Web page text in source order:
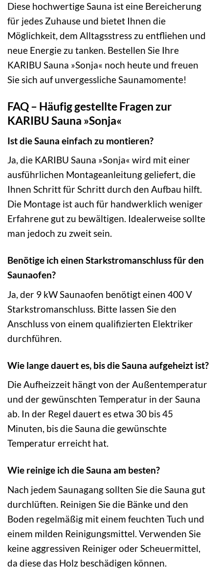
Diese hochwertige Sauna ist eine Bereicherung
für jedes Zuhause und bietet Ihnen die
Möglichkeit, dem Alltagsstress zu entfliehen und
neue Energie zu tanken. Bestellen Sie Ihre
KARIBU Sauna »Sonja« noch heute und freuen
Sie sich auf unvergessliche Saunamomente!
FAQ – Häufig gestellte Fragen zur
KARIBU Sauna »Sonja«
Ist die Sauna einfach zu montieren?
Ja, die KARIBU Sauna »Sonja« wird mit einer
ausführlichen Montageanleitung geliefert, die
Ihnen Schritt für Schritt durch den Aufbau hilft.
Die Montage ist auch für handwerklich weniger
Erfahrene gut zu bewältigen. Idealerweise sollte
man jedoch zu zweit sein.
Benötige ich einen Starkstromanschluss für den
Saunaofen?
Ja, der 9 kW Saunaofen benötigt einen 400 V
Starkstromanschluss. Bitte lassen Sie den
Anschluss von einem qualifizierten Elektriker
durchführen.
Wie lange dauert es, bis die Sauna aufgeheizt ist?
Die Aufheizzeit hängt von der Außentemperatur
und der gewünschten Temperatur in der Sauna
ab. In der Regel dauert es etwa 30 bis 45
Minuten, bis die Sauna die gewünschte
Temperatur erreicht hat.
Wie reinige ich die Sauna am besten?
Nach jedem Saunagang sollten Sie die Sauna gut
durchlüften. Reinigen Sie die Bänke und den
Boden regelmäßig mit einem feuchten Tuch und
einem milden Reinigungsmittel. Verwenden Sie
keine aggressiven Reiniger oder Scheuermittel,
da diese das Holz beschädigen können.